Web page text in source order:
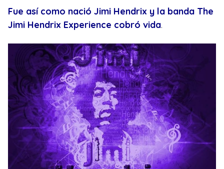
Fue así como nació Jimi Hendrix y la banda The
Jimi Hendrix Experience cobró vida.